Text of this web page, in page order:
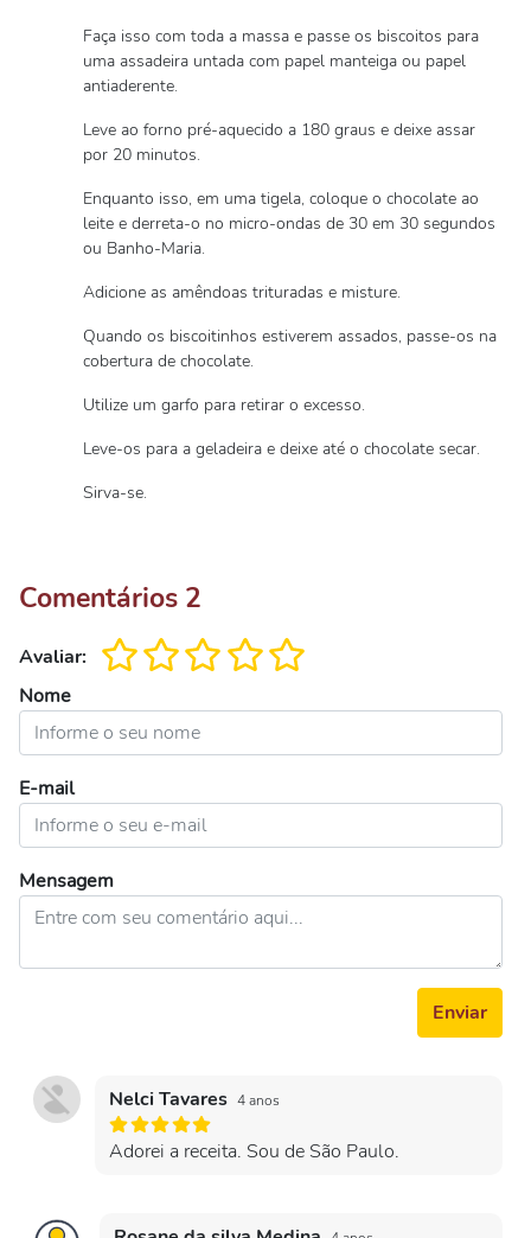
Faça isso com toda a massa e passe os biscoitos para
uma assadeira untada com papel manteiga ou papel
antiaderente.
Leve ao forno pré-aquecido a 180 graus e deixe assar
por 20 minutos.
Enquanto isso, em uma tigela, coloque o chocolate ao
leite e derreta-o no micro-ondas de 30 em 30 segundos
ou Banho-Maria.
Adicione as amêndoas trituradas e misture.
Quando os biscoitinhos estiverem assados, passe-os na
cobertura de chocolate.
Utilize um garfo para retirar o excesso.
Leve-os para a geladeira e deixe até o chocolate secar.
Sirva-se.
Comentários 2
Avaliar:
Nome
E-mail
Mensagem
Enviar
Nelci Tavares 4 anos
Adorei a receita. Sou de São Paulo.